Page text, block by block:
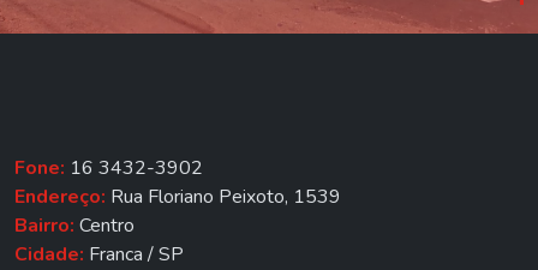
Fone: 16 3432-3902
Endereço: Rua Floriano Peixoto, 1539
Bairro: Centro
Cidade: Franca / SP